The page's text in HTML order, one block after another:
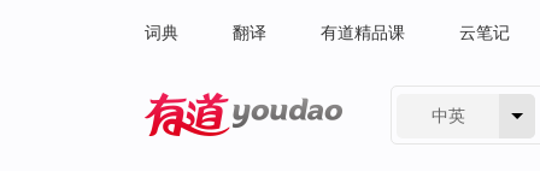
词典 翻译 有道精品课 云笔记
中英